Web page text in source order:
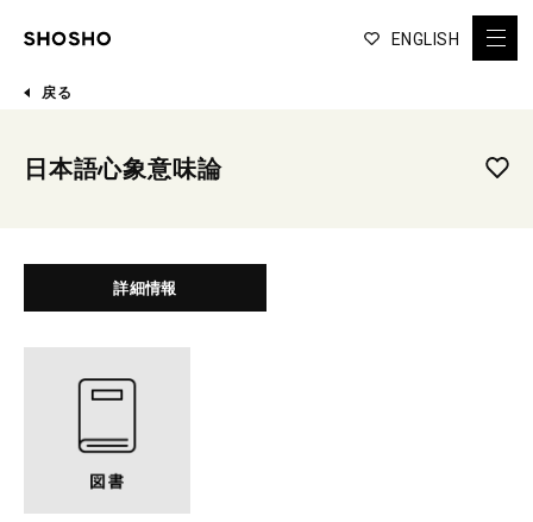
ENGLISH
戻る
日本語心象意味論
詳細情報